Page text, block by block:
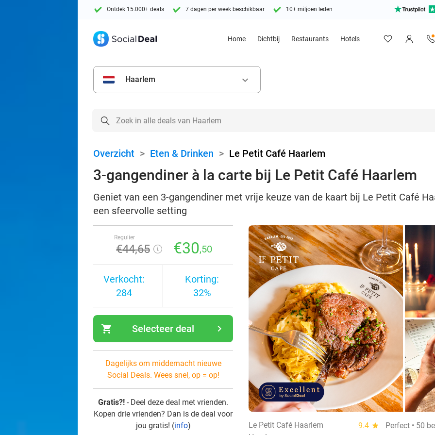
Ontdek 15.000+ deals 7 dagen per week beschikbaar 10+ miljoen leden
Home Dichtbij Restaurants Hotels
Haarlem keyboard_arrow_down
Overzicht > Eten & Drinken > Le Petit Café Haarlem
3-gangendiner à la carte bij Le Petit Café Haarlem
Geniet van een 3-gangendiner met vrije keuze van de kaart bij Le Petit Café
een sfeervolle setting
Regulier
€44,65 €30,50
Verkocht:
284
Korting:
32%
shopping_cart navigate_next
Selecteer deal
Dagelijks om middernacht nieuwe
Social Deals. Wees snel, op = op!
Gratis?! - Deel deze deal met vrienden.
Kopen drie vrienden? Dan is de deal voor
jou gratis! (info) Le Petit Café Haarlem 9.4 star
Perfect • 50